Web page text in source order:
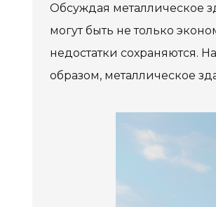
Обсуждая металлическое
могут быть не только
недостатки сохраняются.
образом, металлическое